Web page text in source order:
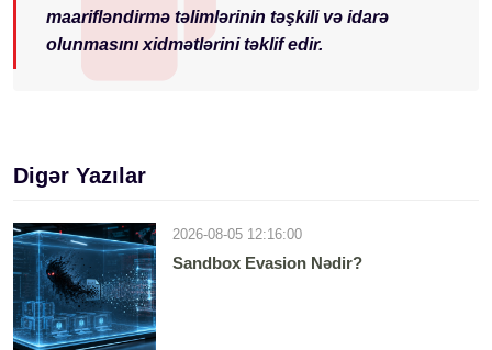
maarifləndirmə təlimlərinin təşkili və idarə
olunmasını xidmətlərini təklif edir.
Digər Yazılar
2026-08-05 12:16:00
Sandbox Evasion Nədir?